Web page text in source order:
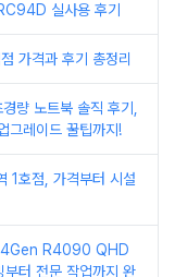
실사용 후기
가격과 후기 총정리
량 노트북 솔직 후기,
그레이드 꿀팁까지!
1호점, 가격부터 시설
R4090 QHD
부터 전문 작업까지 완